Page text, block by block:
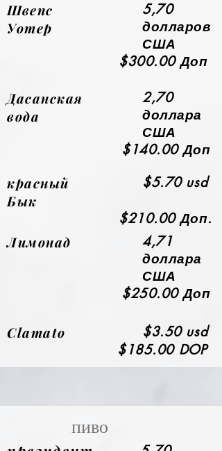
Швепс
Уотер
Дасанская
вода
красный
Бык
5,70
долларов
США
$300.00 Доп
2,70
доллара
США
$140.00 Доп
$5.70 usd
$210.00 Доп.
Лимонад
4,71
доллара
США
$250.00 Доп
Clamato
$3.50 usd
$185.00 DOP
пиво